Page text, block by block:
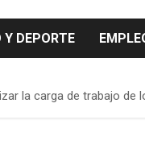
Y DEPORTE
la carga de trabajo de